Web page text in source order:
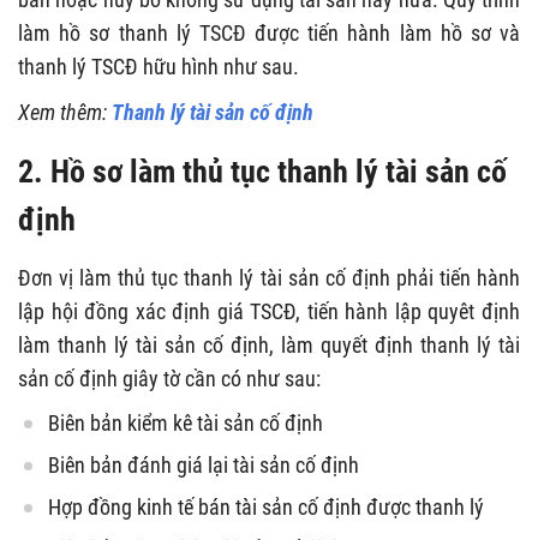
làm hồ sơ thanh lý TSCĐ được tiến hành làm hồ sơ và
thanh lý TSCĐ hữu hình như sau.
Xem thêm: Thanh lý tài sản cố định
2. Hồ sơ làm thủ tục thanh lý tài sản cố
định
Đơn vị làm thủ tục thanh lý tài sản cố định phải tiến hành
lập hội đồng xác định giá TSCĐ, tiến hành lập quyêt định
làm thanh lý tài sản cố định, làm quyết định thanh lý tài
sản cố định giây tờ cần có như sau:
Biên bản kiểm kê tài sản cố định
Biên bản đánh giá lại tài sản cố định
Hợp đồng kinh tế bán tài sản cố định được thanh lý